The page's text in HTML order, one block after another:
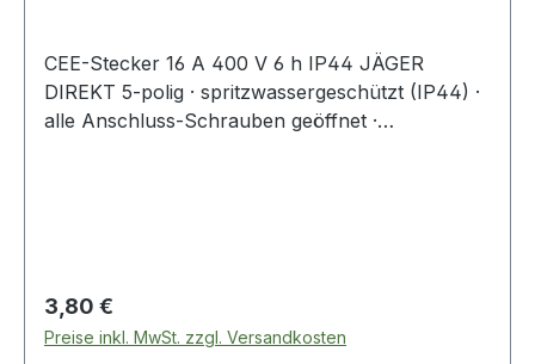
CEE-Stecker 16 A 400 V 6 h IP44 JÄGER
DIREKT 5-polig · spritzwassergeschützt (IP44) ·
alle Anschluss-Schrauben geöffnet ·
Regulärer Preis:
3,80 €
Preise inkl. MwSt. zzgl. Versandkosten